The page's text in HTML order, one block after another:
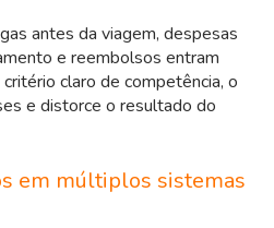
antes da viagem, despesas
e reembolsos entram
claro de competência, o
e distorce o resultado do
em múltiplos sistemas